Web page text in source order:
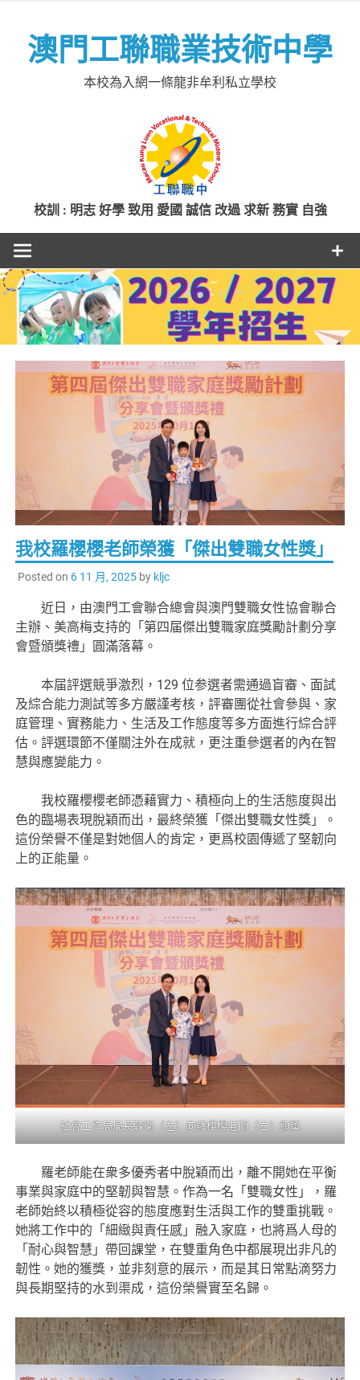
content澳門工聯職業技術中學
本校為入網一條龍非牟利私立學校
校訓 : 明志 好學 致用 愛國 誠信 改過 求新 務實 自強
我校羅櫻櫻老師榮獲「傑出雙職女性獎」
Posted on 6 11 月, 2025by kljc
近日，由澳門工會聯合總會與澳門雙職女性協會聯合
主辦、美高梅支持的「第四届傑出雙職家庭獎勵計劃分享
會暨頒獎禮」圓滿落幕。
本届評選競爭激烈，129 位参選者需通過盲審、面試
及綜合能力測試等多方嚴謹考核，評審團從社會參與、家
庭管理、實務能力、生活及工作態度等多方面進行綜合評
估。評選環節不僅關注外在成就，更注重參選者的內在智
慧與應變能力。
我校羅櫻櫻老師憑藉實力、積極向上的生活態度與出
色的臨場表現脫穎而出，最終榮獲「傑出雙職女性獎」。
這份榮譽不僅是對她個人的肯定，更爲校園傳遞了堅韌向
上的正能量。​
社會工作局局長韓衛（左）向羅櫻櫻老師（右）頒獎
羅老師能在衆多優秀者中脫穎而出，離不開她在平衡
事業與家庭中的堅韌與智慧。作為一名「雙職女性」，羅
老師始終以積極從容的態度應對生活與工作的雙重挑戰。
她將工作中的「細緻與責任感」融入家庭，也將爲人母的
「耐心與智慧」帶回課堂，在雙重角色中都展現出非凡的
韌性。她的獲獎，並非刻意的展示，而是其日常點滴努力
與長期堅持的水到渠成，這份榮譽實至名歸​。